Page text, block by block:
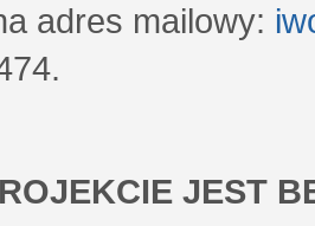
adres mailowy:
JEST